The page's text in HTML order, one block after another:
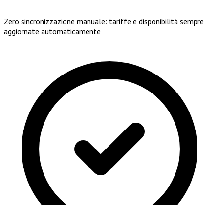
Zero sincronizzazione manuale: tariffe e disponibilità sempre
aggiornate automaticamente